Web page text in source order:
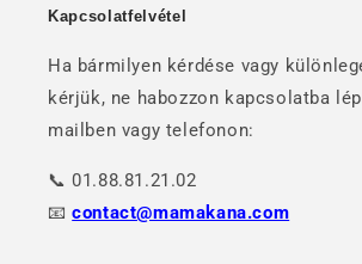
Kapcsolatfelvétel
Ha bármilyen kérdése vagy
kérjük, ne habozzon kapcsolatba
mailben vagy telefonon:
📞 01.88.81.21.02
📧contact@mamakana.com